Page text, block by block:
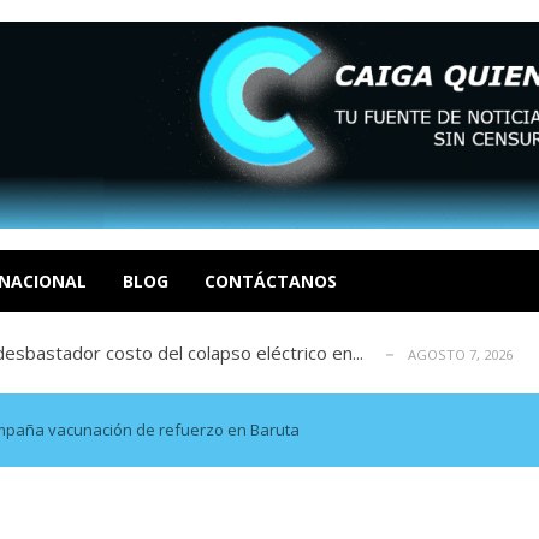
BLOG CONTÁCTANOS
apagones y promesas incumplidas... AGOSTO 6, 2026
de derechos humanos en el Minister... AGOSTO 6, 2026
un mercado impulsado por el auge de...
costo del colapso eléctrico en...
Por Dayana Cristina Duzoglou L. AGOSTO 6, 2026
apagones y promesas incumplidas... AGOSTO 6, 2026
de derechos humanos en el Minister...
un mercado impulsado por el auge de... AGOSTO 6, 2026
vacunación de refuerzo en Baruta